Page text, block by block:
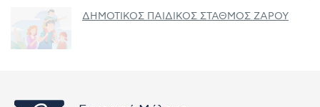
ΔΗΜΟΤΙΚΟΣ ΠΑΙΔΙΚΟΣ ΣΤΑΘΜΟΣ ΖΑΡΟΥ